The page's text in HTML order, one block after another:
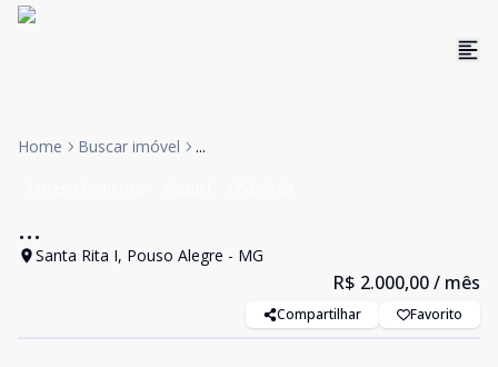
Home Buscar imóvel ...
...
Santa Rita I, Pouso Alegre - MG
R$ 2.000,00/ mês
Compartilhar Favorito